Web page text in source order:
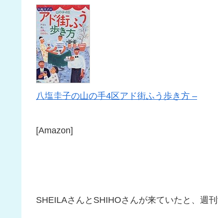
八塩圭子の山の手4区アド街ふう歩き方 –
[Amazon]
SHEILAさんとSHIHOさんが来ていたと、週